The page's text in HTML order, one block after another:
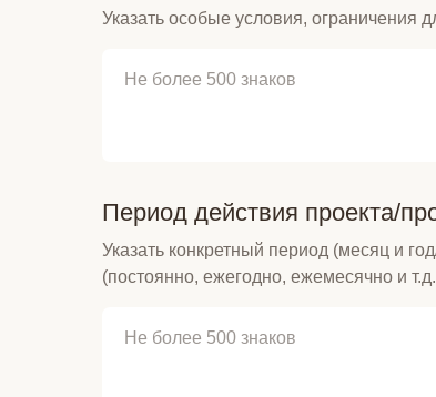
Указать особые условия, ограничения
Период действия проекта/
Указать конкретный период (месяц и
(постоянно, ежегодно, ежемесячно и